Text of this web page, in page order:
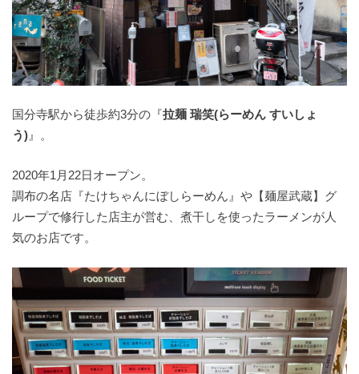
国分寺駅から徒歩約3分の『拉麺 瑞笑(らーめん すいしょ
う) 』。
2020年1月22日オープン。
調布の名店『たけちゃんにぼしらーめん』や【麺屋武蔵】グ
ループで修行した店主が営む、煮干しを使ったラーメンが人
気のお店です。